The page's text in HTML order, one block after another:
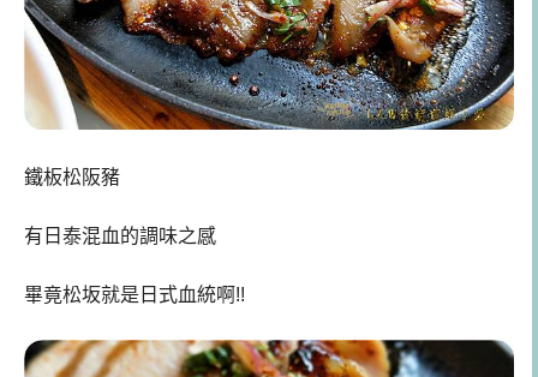
鐵板松阪豬
有日泰混血的調味之感
畢竟松坂就是日式血統啊!!